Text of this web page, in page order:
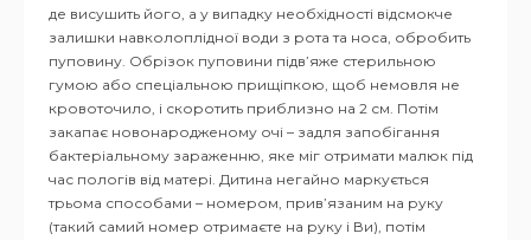
де висушить його, а у випадку необхідності відсмокче
залишки навколоплідної води з рота та носа, обробить
пуповину. Обрізок пуповини підв’яже стерильною
гумою або спеціальною прищіпкою, щоб немовля не
кровоточило, і скоротить приблизно на 2 см. Потім
закапає новонародженому очі – задля запобігання
бактеріальному зараженню, яке міг отримати малюк під
час пологів від матері. Дитина негайно маркується
трьома способами – номером, прив’язаним на руку
(такий самий номер отримаєте на руку і Ви), потім